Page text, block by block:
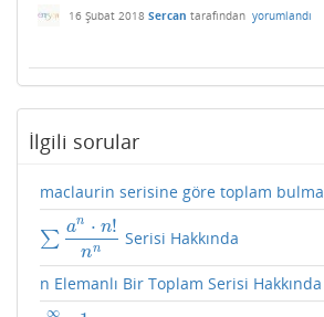
16 Şubat 2018 Sercan tarafından yorumlandı
İlgili sorular
maclaurin serisine göre toplam bulma
∑
an ⋅ n!
nn
∑ an⋅n!nn Serisi Hakkında
n Elemanlı Bir Toplam Serisi Hakkında
∞